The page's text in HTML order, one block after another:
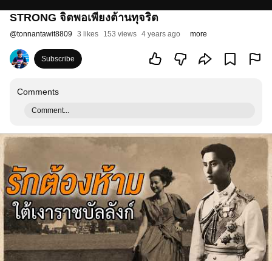
STRONG จิตพอเพียงต้านทุจริต
@tonnantawit8809 3 likes 153 views 4 years ago more
Subscribe
Comments
Comment...